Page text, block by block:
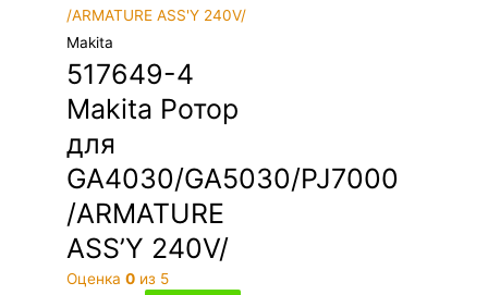
Makita
517649-4
Makita Ротор
для
GA4030/GA5030/PJ7000
/ARMATURE
ASS’Y 240V/
Оценка0 из 5